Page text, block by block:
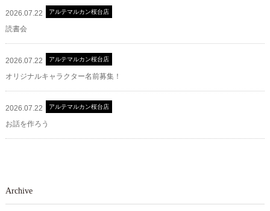
2026.07.22 アルテマルカン桜台店
読書会
2026.07.22 アルテマルカン桜台店
オリジナルキャラクター名前募集！
2026.07.22 アルテマルカン桜台店
お話を作ろう
Archive